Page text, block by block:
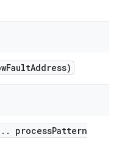
FaultAddress)
. . processPattern